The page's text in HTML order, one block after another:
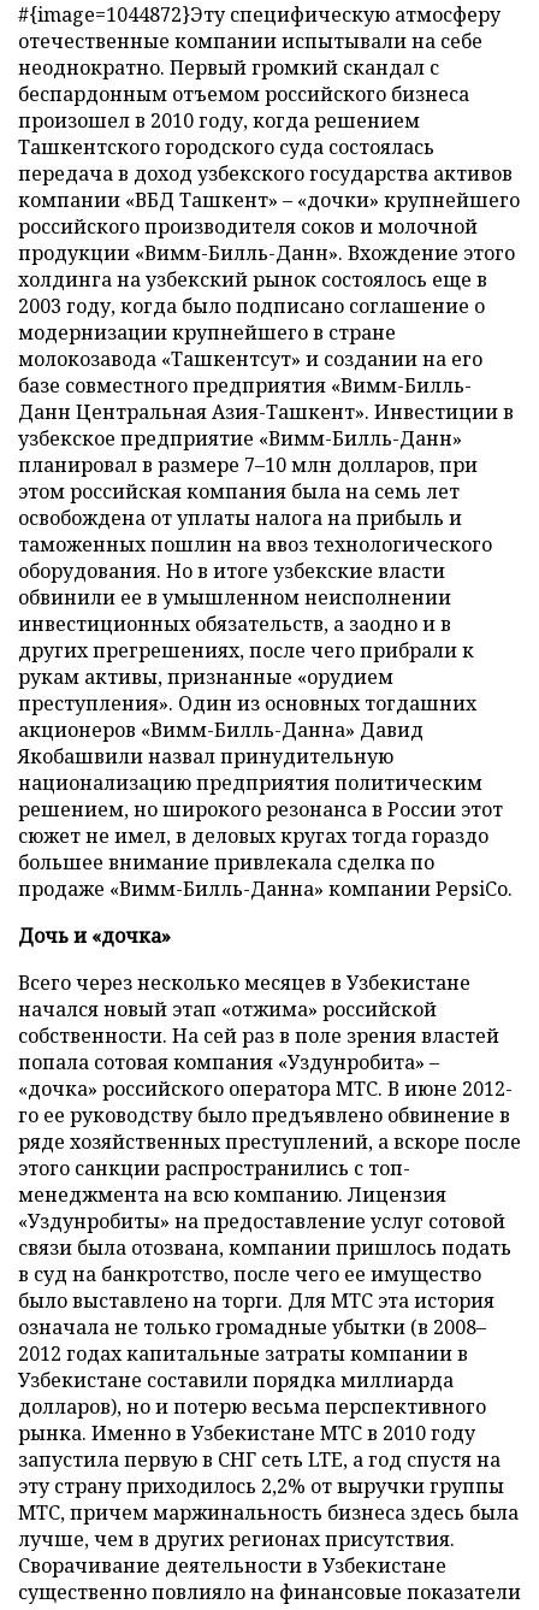
#{image=1044872}Эту специфическую атмосферу
отечественные компании испытывали на себе
неоднократно. Первый громкий скандал с
беспардонным отъемом российского бизнеса
произошел в 2010 году, когда решением
Ташкентского городского суда состоялась
передача в доход узбекского государства активов
компании «ВБД Ташкент» – «дочки» крупнейшего
российского производителя соков и молочной
продукции «Вимм-Билль-Данн». Вхождение этого
холдинга на узбекский рынок состоялось еще в
2003 году, когда было подписано соглашение о
модернизации крупнейшего в стране
молокозавода «Ташкентсут» и создании на его
базе совместного предприятия «Вимм-Билль-
Данн Центральная Азия-Ташкент». Инвестиции в
узбекское предприятие «Вимм-Билль-Данн»
планировал в размере 7–10 млн долларов, при
этом российская компания была на семь лет
освобождена от уплаты налога на прибыль и
таможенных пошлин на ввоз технологического
оборудования. Но в итоге узбекские власти
обвинили ее в умышленном неисполнении
инвестиционных обязательств, а заодно и в
других прегрешениях, после чего прибрали к
рукам активы, признанные «орудием
преступления». Один из основных тогдашних
акционеров «Вимм-Билль-Данна» Давид
Якобашвили назвал принудительную
национализацию предприятия политическим
решением, но широкого резонанса в России этот
сюжет не имел, в деловых кругах тогда гораздо
большее внимание привлекала сделка по
продаже «Вимм-Билль-Данна» компании PepsiCo.
Дочь и «дочка»
Всего через несколько месяцев в Узбекистане
начался новый этап «отжима» российской
собственности. На сей раз в поле зрения властей
попала сотовая компания «Уздунробита» –
«дочка» российского оператора МТС. В июне 2012-
го ее руководству было предъявлено обвинение в
ряде хозяйственных преступлений, а вскоре после
этого санкции распространились с топ-
менеджмента на всю компанию. Лицензия
«Уздунробиты» на предоставление услуг сотовой
связи была отозвана, компании пришлось подать
в суд на банкротство, после чего ее имущество
было выставлено на торги. Для МТС эта история
означала не только громадные убытки (в 2008–
2012 годах капитальные затраты компании в
Узбекистане составили порядка миллиарда
долларов), но и потерю весьма перспективного
рынка. Именно в Узбекистане МТС в 2010 году
запустила первую в СНГ сеть LTE, а год спустя на
эту страну приходилось 2,2% от выручки группы
МТС, причем маржинальность бизнеса здесь была
лучше, чем в других регионах присутствия.
Сворачивание деятельности в Узбекистане
существенно повлияло на финансовые показатели